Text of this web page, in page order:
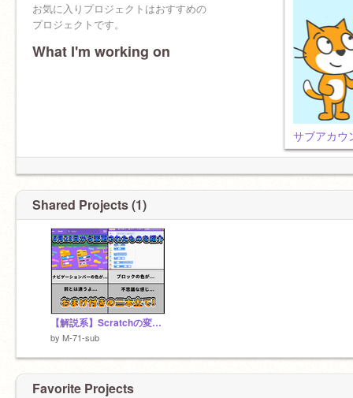
お気に入りプロジェクトはおすすめの
プロジェクトです。
What I'm working on
サブアカウ
Shared Projects (1)
【解説系】Scratchの変更点 / Changes to Scratch
by M-71-sub
Favorite Projects